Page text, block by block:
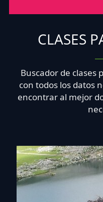
CLASES
Buscador de clases
con todos los datos
encontrar al mejor